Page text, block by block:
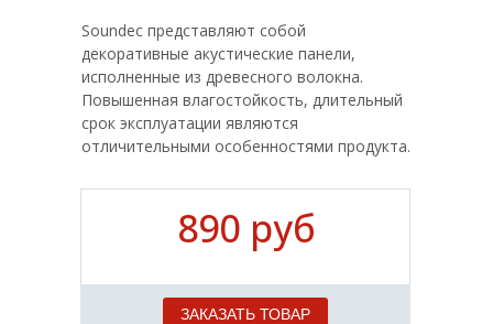
Soundec представляют собой
декоративные акустические панели,
исполненные из древесного волокна.
Повышенная влагостойкость, длительный
срок эксплуатации являются
отличительными особенностями продукта.
890 руб
ЗАКАЗАТЬ ТОВАР